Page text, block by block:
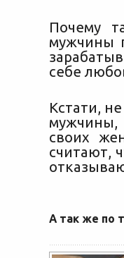
Почему
мужчины
себе
Кстати,
мужчины,
своих
считают,
А так же по